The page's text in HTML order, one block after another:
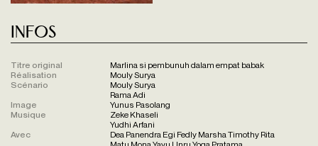
Infos
Titre original
Marlina si pembunuh dalam empat babak
Réalisation
Mouly Surya
Scénario
Mouly Surya
Rama Adi
Image
Yunus Pasolang
Musique
Zeke Khaseli
Yudhi Arfani
Avec
Dea Panendra Egi Fedly Marsha Timothy Rita